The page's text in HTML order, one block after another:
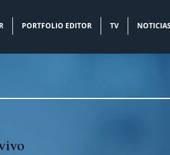
PORTFOLIO EDITOR TV NOTICIAS